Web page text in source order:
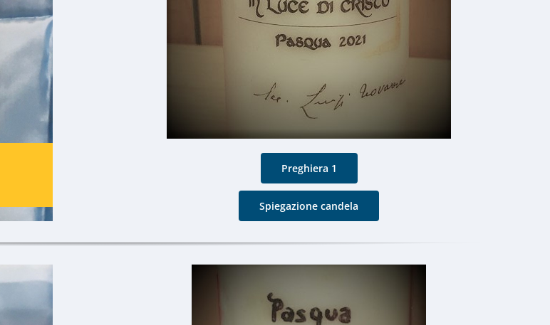
Preghiera 1
Spiegazione candela